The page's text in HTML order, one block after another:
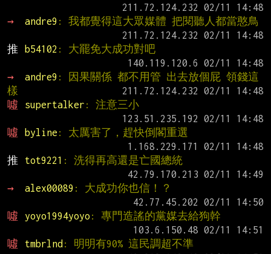
→
andre9 : 我都覺得這大眾媒體 把閱聽人都當憨鳥
推
b54102 : 大罷免大成功對吧
→
andre9 : 因果關係 都不用管 出去放個屁 領錢這
樣
噓
supertalker : 注意三小
噓
byline : 太厲害了，趕快倒閣重選
推
tot9221 : 洗得再高還是亡國總統
→
alex00089 : 大成功你也信！？
噓
yoyo1994yoyo : 專門造謠的黨媒去給狗幹
噓
tmbrlnd : 明明有90% 這民調超不準